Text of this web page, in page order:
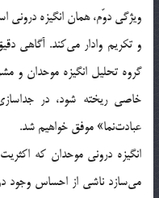
ويژگي دوّم، همان انگيزه
و تكريم وادار مي‌كند. آگاهي
گروه تحليل انگيزه موحدان و
خاصي ريخته شود، در
عبادت‌نما» موفق خواهيم شد.
انگيزه دروني موحدان كه
مي‌سازد ناشي از احساس